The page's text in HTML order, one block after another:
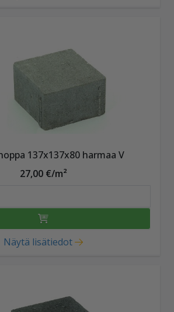
137x137x80 harmaa V
27,00 €/m²
Näytä lisätiedot